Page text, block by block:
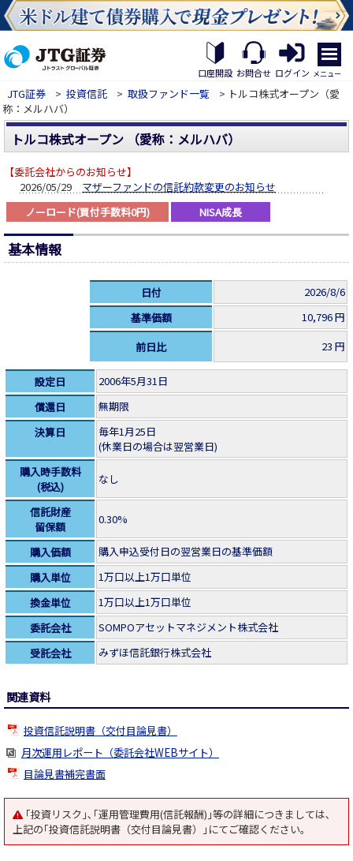
口座開設 お問合せ ログイン
繝｡
繝
九
Η
ｼ
帝
メニュー
JTG証券 > 投資信託 > 取扱ファンド一覧
> トルコ株式オープン（愛
称：メルハバ）
トルコ株式オープン （愛称：メルハバ）
【委託会社からのお知らせ】
2026/05/29 マザーファンドの信託約款変更のお知らせ
ノーロード(買付手数料0円)
NISA成長
基本情報
日付
2026/8/6
基準価額
10,796 円
前日比
23 円
設定日
2006年5月31日
償還日
無期限
決算日
毎年1月25日
(休業日の場合は翌営業日)
購入時手数料
(税込)
なし
信託財産
留保額
0.30%
購入価額
購入申込受付日の翌営業日の基準価額
購入単位
1万口以上1万口単位
換金単位
1万口以上1万口単位
委託会社
SOMPOアセットマネジメント株式会社
受託会社
みずほ信託銀行株式会社
関連資料
投資信託説明書（交付目論見書）
月次運用レポート（委託会社WEBサイト）
目論見書補完書面
｢投資リスク｣､｢運用管理費用(信託報酬)｣等の詳細につきましては､
上記の｢投資信託説明書（交付目論見書）｣にてご確認ください｡